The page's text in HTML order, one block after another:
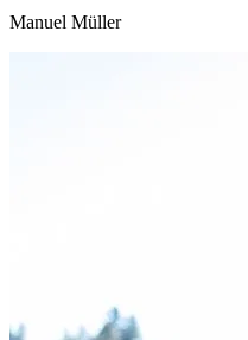
Manuel Müller